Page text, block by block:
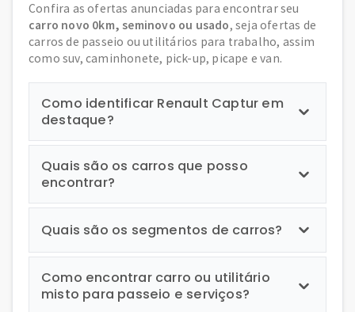
Confira as ofertas anunciadas para encontrar seu
carro novo 0km, seminovo ou usado, seja ofertas de
carros de passeio ou utilitários para trabalho, assim
como suv, caminhonete, pick-up, picape e van.
Como identificar Renault Captur em
destaque?
Quais são os carros que posso
encontrar?
Quais são os segmentos de carros?
Como encontrar carro ou utilitário
misto para passeio e serviços?